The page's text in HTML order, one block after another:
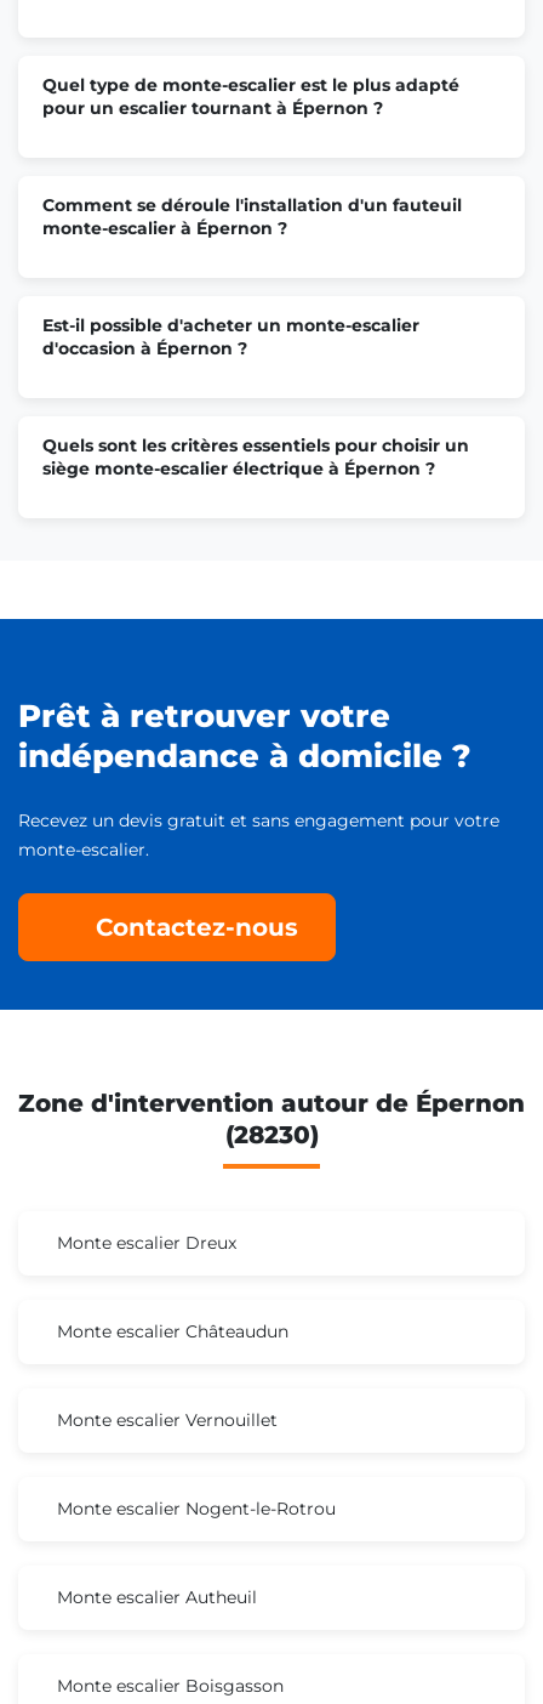
Quel type de monte-escalier est le plus adapté
pour un escalier tournant à Épernon ?
Comment se déroule l'installation d'un fauteuil
monte-escalier à Épernon ?
Est-il possible d'acheter un monte-escalier
d'occasion à Épernon ?
Quels sont les critères essentiels pour choisir un
siège monte-escalier électrique à Épernon ?
Prêt à retrouver votre
indépendance à domicile ?
Recevez un devis gratuit et sans engagement pour votre
monte-escalier.
Contactez-nous
Zone d'intervention autour de Épernon
(28230)
Monte escalier Dreux
Monte escalier Châteaudun
Monte escalier Vernouillet
Monte escalier Nogent-le-Rotrou
Monte escalier Autheuil
Monte escalier Boisgasson